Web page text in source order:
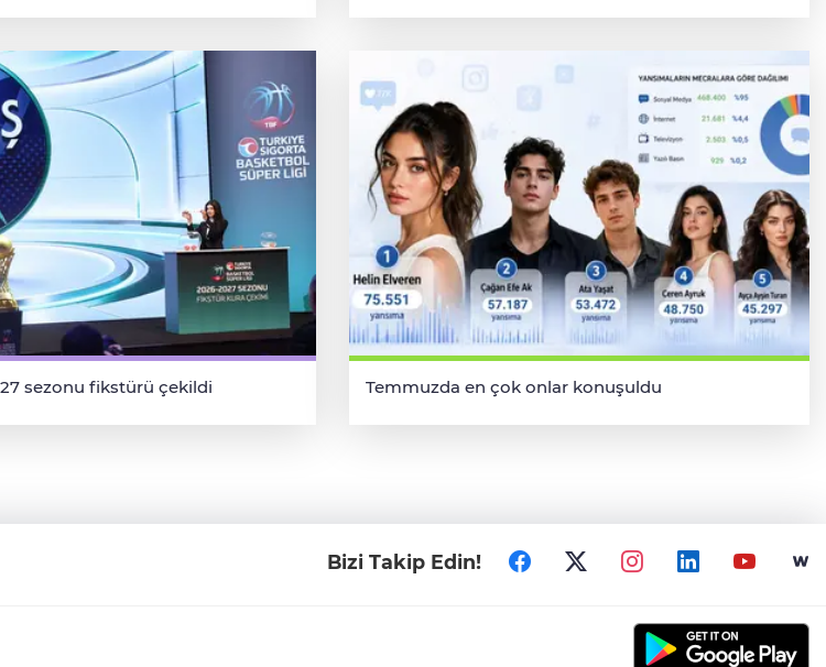
sezonu fikstürü çekildi Temmuzda en çok onlar konuşuldu
Bizi Takip Edin!